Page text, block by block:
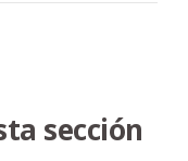
sección